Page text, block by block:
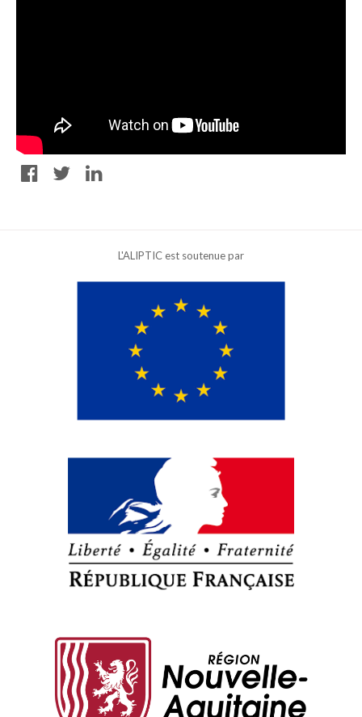
L'ALIPTIC est soutenue par